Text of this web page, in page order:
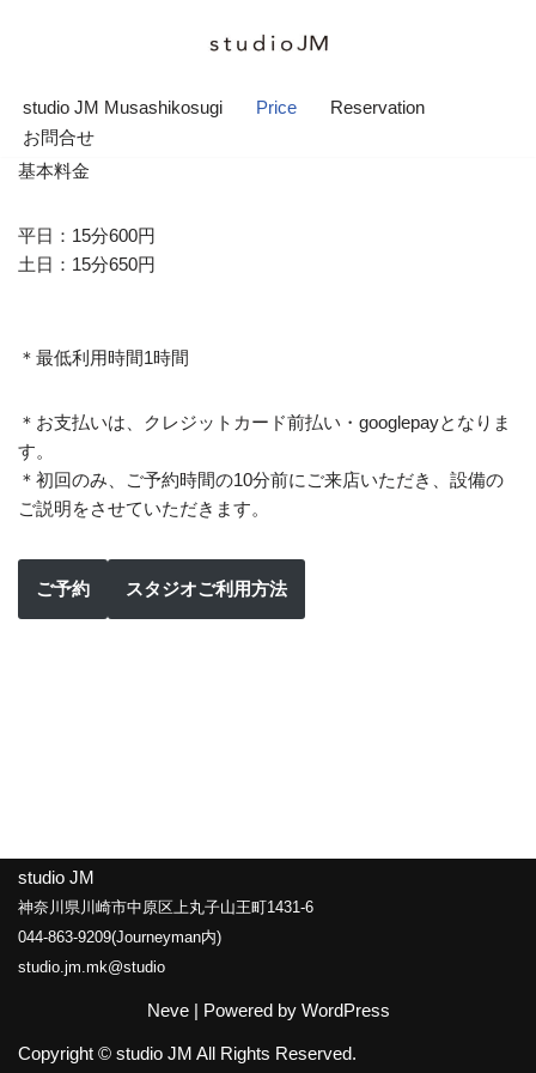
ン
ツ
ス
キ
studio JM Musashikosugi Price
Reservation
お問合せ
基本料金
平日：15分600円
土日：15分650円
＊最低利用時間1時間
＊お支払いは、クレジットカード前払い・googlepayとなりま
す。
＊初回のみ、ご予約時間の10分前にご来店いただき、設備の
ご説明をさせていただきます。
ご予約 スタジオご利用方法
studio JM
神奈川県川崎市中原区上丸子山王町1431-6
044-863-9209(Journeyman内)
studio.jm.mk@studio
Neve| Powered by WordPress
Copyright © studio JM All Rights Reserved.